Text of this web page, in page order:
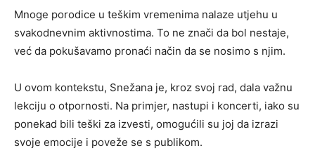
Mnoge porodice u teškim vremenima nalaze utjehu u
svakodnevnim aktivnostima. To ne znači da bol nestaje,
već da pokušavamo pronaći način da se nosimo s njim.
U ovom kontekstu, Snežana je, kroz svoj rad, dala važnu
lekciju o otpornosti. Na primjer, nastupi i koncerti, iako su
ponekad bili teški za izvesti, omogućili su joj da izrazi
svoje emocije i poveže se s publikom.